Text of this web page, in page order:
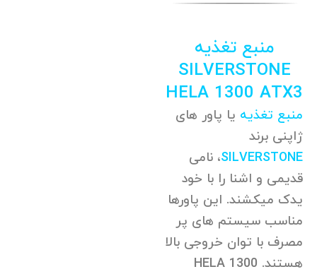
منبع تغذیه
SILVERSTONE
HELA 1300 ATX3
منبع تغذیه یا پاور های
ژاپنی برند
SILVERSTONE، نامی
قدیمی و اشنا را با خود
یدک میکشند. این پاورها
مناسب سیستم های پر
مصرف با توان خروجی بالا
هستند. HELA 1300